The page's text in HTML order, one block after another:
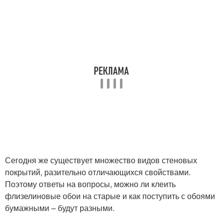
Сегодня же существует множество видов стеновых
покрытий, разительно отличающихся свойствами.
Поэтому ответы на вопросы, можно ли клеить
флизелиновые обои на старые и как поступить с обоями
бумажными – будут разными.